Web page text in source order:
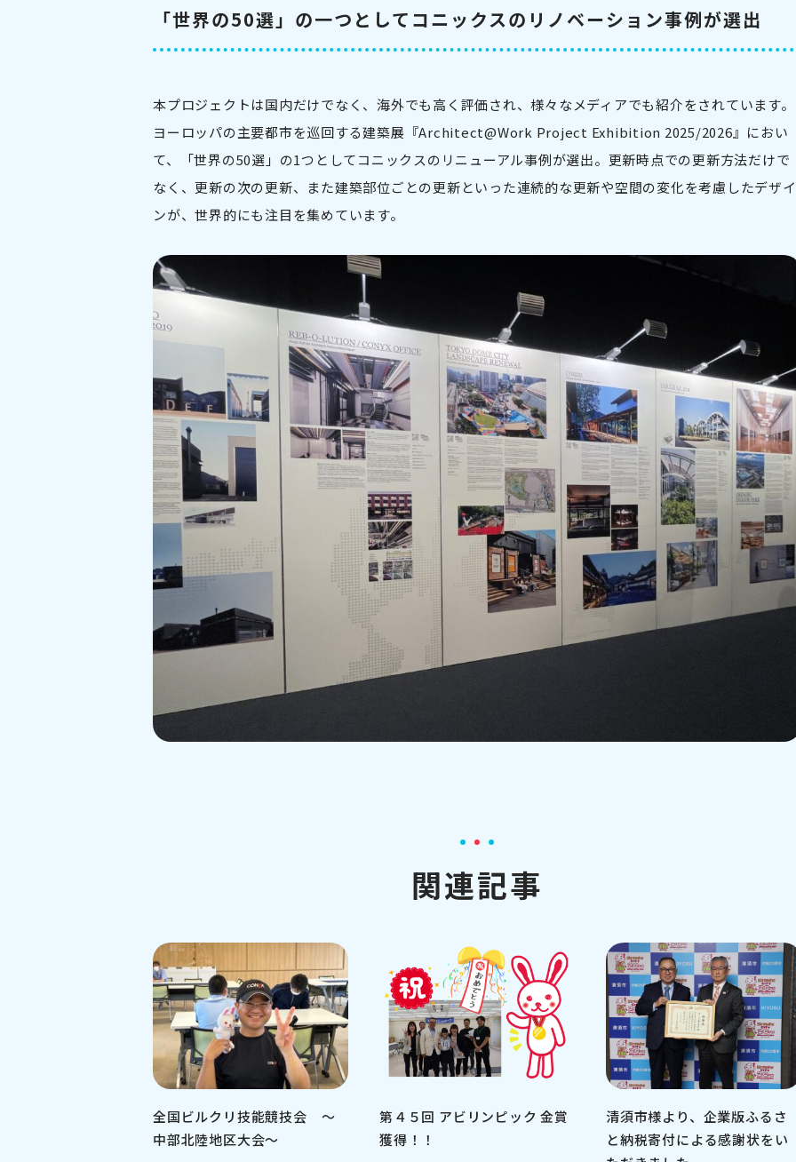
「世界の50選」の一つとしてコニックスのリノベーション事例が選出
本プロジェクトは国内だけでなく、海外でも高く評価され、様々なメディアでも紹介をされています。
ヨーロッパの主要都市を巡回する建築展『Architect@Work Project Exhibition 2025/2026』におい
て、「世界の50選」の1つとしてコニックスのリニューアル事例が選出。更新時点での更新方法だけで
なく、更新の次の更新、また建築部位ごとの更新といった連続的な更新や空間の変化を考慮したデザイ
ンが、世界的にも注目を集めています。
関連記事
全国ビルクリ技能競技会 ～
中部北陸地区大会～
第４５回 アビリンピック 金賞
獲得！！
清須市様より、企業版ふるさ
と納税寄付による感謝状をい